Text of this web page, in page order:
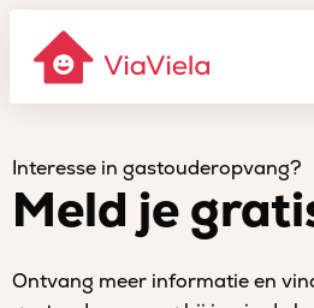
Interesse in gastouderopvang?
Meld je
Ontvang meer informatie en